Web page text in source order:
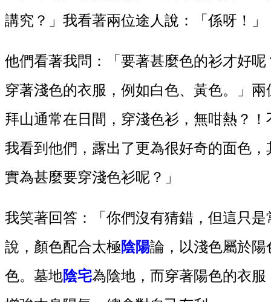
講究？」我看著兩位途人說：「係呀！」
他們看著我問：「要著甚麼色的衫才好
穿著淺色的衣服，例如白色、黃色。」
拜山通常在日間，穿淺色衫，無咁熱？
我看到他們，露出了更為很好奇的面色
實為甚麼要穿淺色衫呢？」
我笑著回答：「你們沒有猜錯，但這只是
說，顏色配合太極陰陽論，以淺色屬於
色。墓地陰宅為陰地，而穿著陽色的衣